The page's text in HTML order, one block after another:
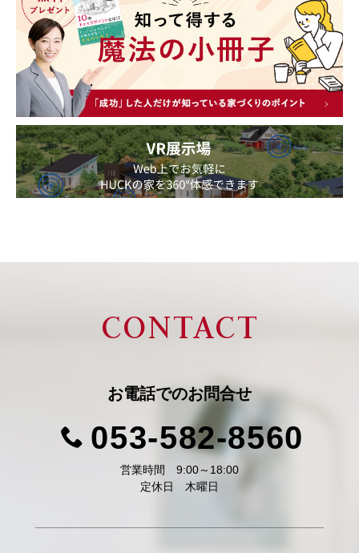
CONTACT
お電話でのお問合せ
053-582-8560
営業時間 9:00～18:00
定休日 木曜日